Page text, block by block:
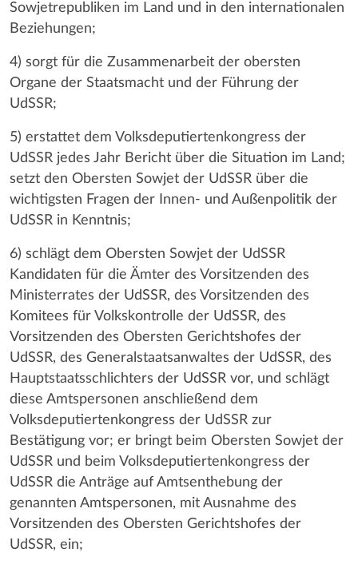
Sowjetrepubliken im Land und in den internationalen
Beziehungen;
4) sorgt für die Zusammenarbeit der obersten
Organe der Staatsmacht und der Führung der
UdSSR;
5) erstattet dem Volksdeputiertenkongress der
UdSSR jedes Jahr Bericht über die Situation im Land;
setzt den Obersten Sowjet der UdSSR über die
wichtigsten Fragen der Innen- und Außenpolitik der
UdSSR in Kenntnis;
6) schlägt dem Obersten Sowjet der UdSSR
Kandidaten für die Ämter des Vorsitzenden des
Ministerrates der UdSSR, des Vorsitzenden des
Komitees für Volkskontrolle der UdSSR, des
Vorsitzenden des Obersten Gerichtshofes der
UdSSR, des Generalstaatsanwaltes der UdSSR, des
Hauptstaatsschlichters der UdSSR vor, und schlägt
diese Amtspersonen anschließend dem
Volksdeputiertenkongress der UdSSR zur
Bestätigung vor; er bringt beim Obersten Sowjet der
UdSSR und beim Volksdeputiertenkongress der
UdSSR die Anträge auf Amtsenthebung der
genannten Amtspersonen, mit Ausnahme des
Vorsitzenden des Obersten Gerichtshofes der
UdSSR, ein;